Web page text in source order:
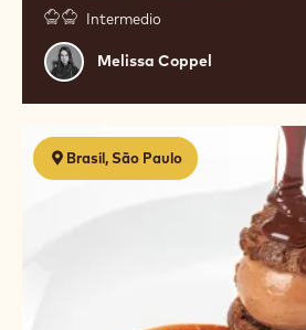
Intermedio
Melissa
Coppel
Melissa Coppel
Brasil, São Paulo
Sobremesas
Contemporâneas